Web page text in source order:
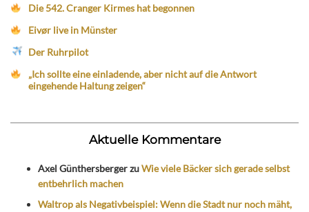
Die 542. Cranger Kirmes hat begonnen
Eivør live in Münster
Der Ruhrpilot
„Ich sollte eine einladende, aber nicht auf die Antwort
eingehende Haltung zeigen“
Aktuelle Kommentare
Axel GünthersbergerzuWie viele Bäcker sich gerade selbst
entbehrlich machen
Waltrop als Negativbeispiel: Wenn die Stadt nur noch mäht,